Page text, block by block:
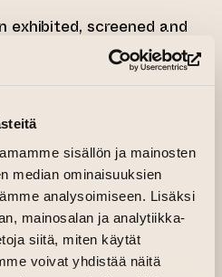
sisällön ja mainosten
median ominaisuuksien
analysoimiseen. Lisäksi
mainosalan ja analytiikka-
siitä, miten käytät
voivat yhdistää näitä
exhibited, screened and
notably at the
(Montreal), the
(Paris), Laboral
Sofía (Madrid), the
(Salzburg), and
Institutions he has
University
Royal College of Art
University of